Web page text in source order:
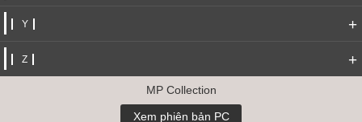
Y +
Z +
MP Collection
Xem phiên bản PC